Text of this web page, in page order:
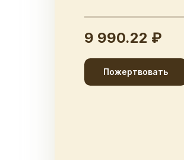
9 990.22 ₽
Пожертвовать